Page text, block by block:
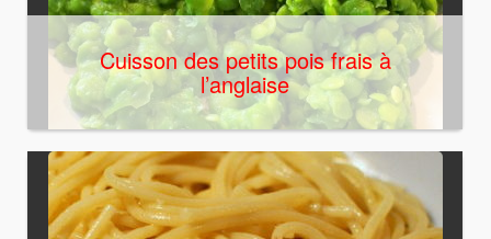
Cuisson des petits pois frais à
l’anglaise